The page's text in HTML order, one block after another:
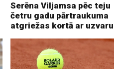
Serēna Viljamsa pēc teju
četru gadu pārtraukuma
atgriežas kortā ar uzvaru